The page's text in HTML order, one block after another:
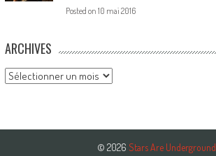
Posted on 10 mai 2016
ARCHIVES
Archives
© 2026 Stars Are Underground